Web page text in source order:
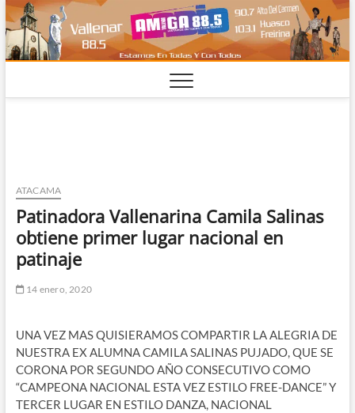
Saltar
al
contenido
ATACAMA
Patinadora Vallenarina Camila Salinas
obtiene primer lugar nacional en
patinaje
14 enero, 2020
UNA VEZ MAS QUISIERAMOS COMPARTIR LA ALEGRIA DE
NUESTRA EX ALUMNA CAMILA SALINAS PUJADO, QUE SE
CORONA POR SEGUNDO AÑO CONSECUTIVO COMO
“CAMPEONA NACIONAL ESTA VEZ ESTILO FREE-DANCE” Y
TERCER LUGAR EN ESTILO DANZA, NACIONAL